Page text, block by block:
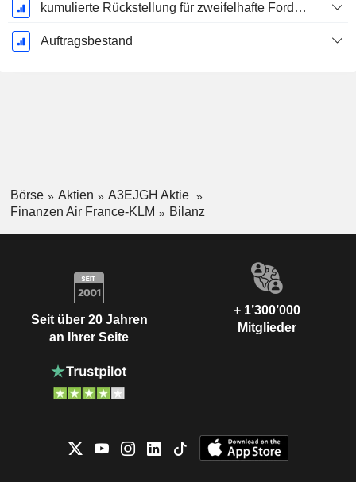
kumulierte Rückstellung für zweifelhafte Forderungen (Zusatz)
Auftragsbestand
Börse Aktien
A3EJGH Aktie
Finanzen Air France-KLM
Bilanz
Seit über 20 Jahren
an Ihrer Seite
+ 1’300’000
Mitglieder